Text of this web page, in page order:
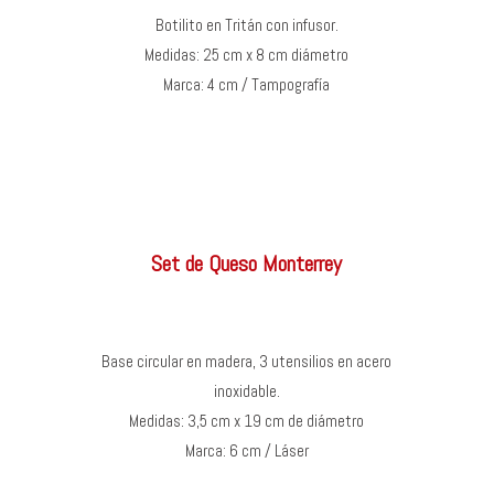
Botilito en Tritán con infusor.
Medidas: 25 cm x 8 cm diámetro
Marca: 4 cm / Tampografía
Set de Queso Monterrey
Base circular en madera, 3 utensilios en acero
inoxidable.
Medidas: 3,5 cm x 19 cm de diámetro
Marca: 6 cm / Láser